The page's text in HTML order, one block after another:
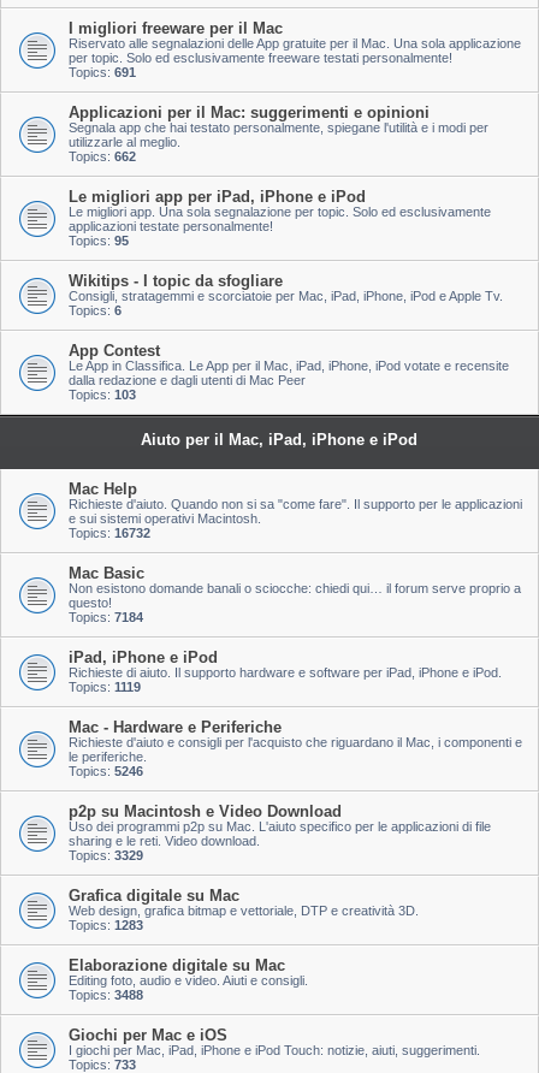
I migliori freeware per il Mac
Riservato alle segnalazioni delle App gratuite per il Mac. Una sola applicazione
per topic. Solo ed esclusivamente freeware testati personalmente!
Topics: 691
Applicazioni per il Mac: suggerimenti e opinioni
Segnala app che hai testato personalmente, spiegane l'utilità e i modi per
utilizzarle al meglio.
Topics: 662
Le migliori app per iPad, iPhone e iPod
Le migliori app. Una sola segnalazione per topic. Solo ed esclusivamente
applicazioni testate personalmente!
Topics: 95
Wikitips - I topic da sfogliare
Consigli, stratagemmi e scorciatoie per Mac, iPad, iPhone, iPod e Apple Tv.
Topics: 6
App Contest
Le App in Classifica. Le App per il Mac, iPad, iPhone, iPod votate e recensite
dalla redazione e dagli utenti di Mac Peer
Topics: 103
Aiuto per il Mac, iPad, iPhone e iPod
Mac Help
Richieste d'aiuto. Quando non si sa "come fare". Il supporto per le applicazioni
e sui sistemi operativi Macintosh.
Topics: 16732
Mac Basic
Non esistono domande banali o sciocche: chiedi qui… il forum serve proprio a
questo!
Topics: 7184
iPad, iPhone e iPod
Richieste di aiuto. Il supporto hardware e software per iPad, iPhone e iPod.
Topics: 1119
Mac - Hardware e Periferiche
Richieste d'aiuto e consigli per l'acquisto che riguardano il Mac, i componenti e
le periferiche.
Topics: 5246
p2p su Macintosh e Video Download
Uso dei programmi p2p su Mac. L'aiuto specifico per le applicazioni di file
sharing e le reti. Video download.
Topics: 3329
Grafica digitale su Mac
Web design, grafica bitmap e vettoriale, DTP e creatività 3D.
Topics: 1283
Elaborazione digitale su Mac
Editing foto, audio e video. Aiuti e consigli.
Topics: 3488
Giochi per Mac e iOS
I giochi per Mac, iPad, iPhone e iPod Touch: notizie, aiuti, suggerimenti.
Topics: 733